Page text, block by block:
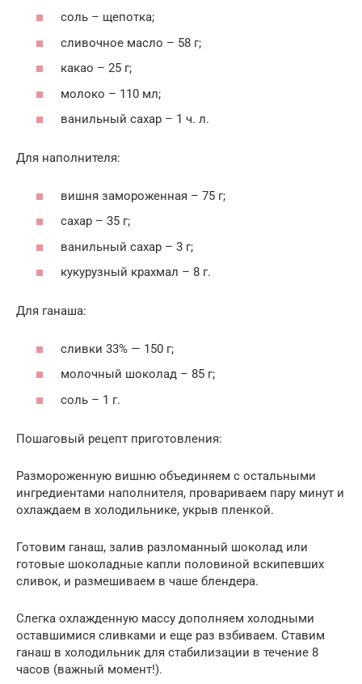
соль – щепотка;
сливочное масло – 58 г;
какао – 25 г;
молоко – 110 мл;
ванильный сахар – 1 ч. л.
Для наполнителя:
вишня замороженная – 75 г;
сахар – 35 г;
ванильный сахар – 3 г;
кукурузный крахмал – 8 г.
Для ганаша:
сливки 33% — 150 г;
молочный шоколад – 85 г;
соль – 1 г.
Пошаговый рецепт приготовления:
Размороженную вишню объединяем с остальными
ингредиентами наполнителя, провариваем пару минут и
охлаждаем в холодильнике, укрыв пленкой.
Готовим ганаш, залив разломанный шоколад или
готовые шоколадные капли половиной вскипевших
сливок, и размешиваем в чаше блендера.
Слегка охлажденную массу дополняем холодными
оставшимися сливками и еще раз взбиваем. Ставим
ганаш в холодильник для стабилизации в течение 8
часов (важный момент!).